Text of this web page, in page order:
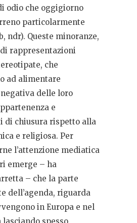
odio che oggigiorno
particolarmente
ndr). Queste minoranze,
rappresentazioni
che
ad alimentare
delle loro
e
di chiusura rispetto alla
e religiosa. Per
l’attenzione mediatica
emerge – ha
– che la parte
dell’agenda, riguarda
in Europa e nel